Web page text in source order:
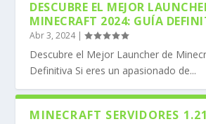
DESCUBRE EL MEJOR
MINECRAFT 2024: GUÍA
Abr 3, 2024|
Descubre el Mejor Launcher de
Definitiva Si eres un apasionado de...
MINECRAFT SERVIDORES 1.21